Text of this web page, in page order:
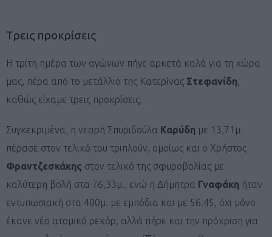
Tρεις προκρίσεις
Η τρίτη ημέρα των αγώνων πήγε αρκετά καλά για τη χώρα
μας, πέρα από το μετάλλιο της Κατερίνας Στεφανίδη,
καθώς είχαμε τρεις προκρίσεις.
Συγκεκριμένα, η νεαρή Σπυριδούλα Καρύδη με 13,71μ.
πέρασε στον τελικό του τριπλούν, ομοίως και ο Χρήστος
Φραντζεσκάκης στον τελικό της σφυροβολίας με
καλύτερη βολή στα 76,33μ., ενώ η Δήμητρα Γναφάκη ήταν
εντυπωσιακή στα 400μ. με εμπόδια και με 56.45, όχι μόνο
έκανε νέο ατομικό ρεκόρ, αλλά πήρε και την πρόκριση για